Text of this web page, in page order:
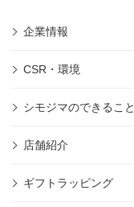
企業情報
CSR・環境
シモジマのできること
店舗紹介
ギフトラッピング